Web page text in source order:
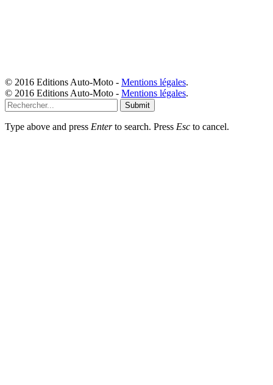
© 2016 Editions Auto-Moto - Mentions légales.
© 2016 Editions Auto-Moto - Mentions légales.
Submit
Type above and press Enterto search. Press Esc to cancel.